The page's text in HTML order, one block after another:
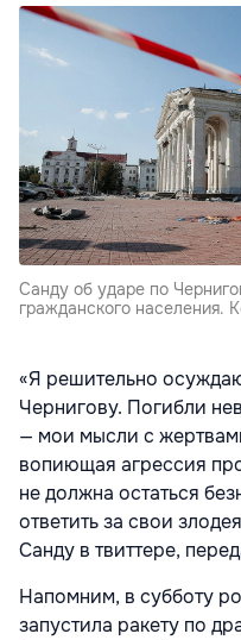
Санду об ударе по
гражданского населения.
«Я решительно
Чернигову. Погибли
— мои мысли с
вопиющая агрессия
не должна остаться
ответить за свои
Санду в твиттере,
Напомним, в субботу
запустила ракету по